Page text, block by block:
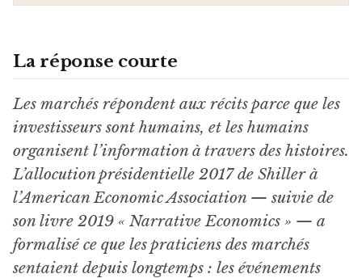
La réponse courte
Les marchés répondent aux récits parce que les
investisseurs sont humains, et les humains
organisent l’information à travers des histoires.
L’allocution présidentielle 2017 de Shiller à
l’American Economic Association — suivie de
son livre 2019 « Narrative Economics » — a
formalisé ce que les praticiens des marchés
sentaient depuis longtemps : les événements